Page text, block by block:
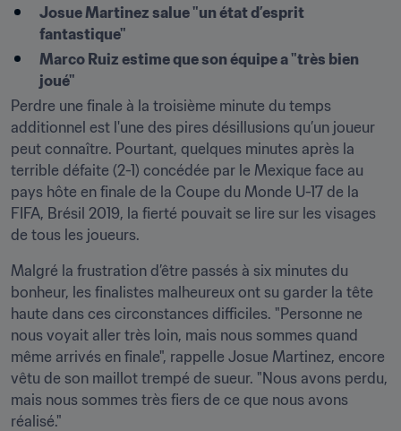
Josue Martinez salue "un état d’esprit
fantastique"
Marco Ruiz estime que son équipe a "très bien
joué"
Perdre une finale à la troisième minute du temps
additionnel est l'une des pires désillusions qu’un joueur
peut connaître. Pourtant, quelques minutes après la
terrible défaite (2-1) concédée par le Mexique face au
pays hôte en finale de la Coupe du Monde U-17 de la
FIFA, Brésil 2019, la fierté pouvait se lire sur les visages
de tous les joueurs.
Malgré la frustration d’être passés à six minutes du
bonheur, les finalistes malheureux ont su garder la tête
haute dans ces circonstances difficiles. "Personne ne
nous voyait aller très loin, mais nous sommes quand
même arrivés en finale", rappelle Josue Martinez, encore
vêtu de son maillot trempé de sueur. "Nous avons perdu,
mais nous sommes très fiers de ce que nous avons
réalisé."